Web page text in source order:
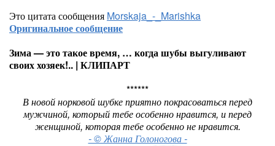
Это цитата сообщения Morskaja_-_Marishka
Оригинальное сообщение
Зима — это такое время, … когда шубы выгуливают
своих хозяек!.. | КЛИПАРТ
******
В новой норковой шубке приятно покрасоваться перед
мужчиной, который тебе особенно нравится, и перед
женщиной, которая тебе особенно не нравится.
- © Жанна Голоногова -